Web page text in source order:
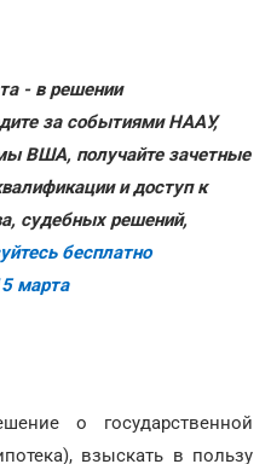
- в решении
за событиями НААУ,
ВША, получайте зачетные
и доступ к
судебных решений,
бесплатно
марта
о государственной
взыскать в пользу